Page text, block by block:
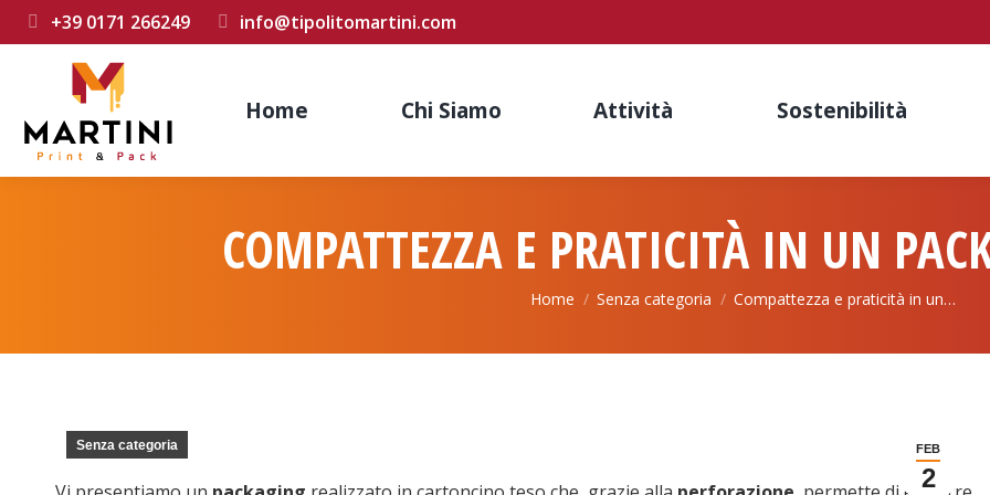
+39 0171 266249 info@tipolitomartini.com
Home Chi Siamo Attività Sostenibilità
COMPATTEZZA E PRATICITÀ IN UN
You are here:
Home Senza categoria Compattezza e praticità in un…
FEB
2
Senza categoria